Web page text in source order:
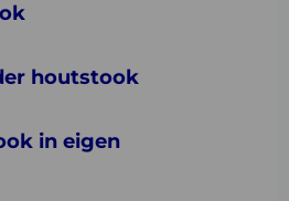
houtstook
in eigen